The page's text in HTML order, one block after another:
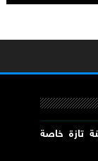
تازة خاصة